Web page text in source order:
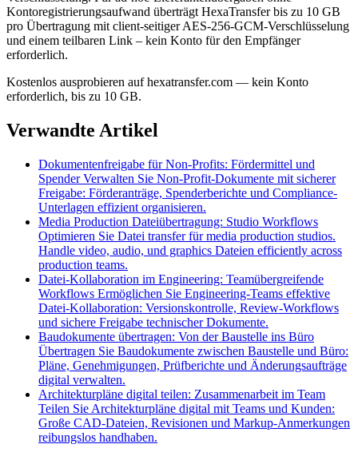
Kontoregistrierungsaufwand überträgt HexaTransfer bis zu 10 GB
pro Übertragung mit client-seitiger AES-256-GCM-Verschlüsselung
und einem teilbaren Link – kein Konto für den Empfänger
erforderlich.
Kostenlos ausprobieren auf hexatransfer.com — kein Konto
erforderlich, bis zu 10 GB.
Verwandte Artikel
Dokumentenfreigabe für Non-Profits: Fördermittel und
Spender Verwalten Sie Non-Profit-Dokumente mit sicherer
Freigabe: Förderanträge, Spenderberichte und Compliance-
Unterlagen effizient organisieren.
Media Production Dateiübertragung: Studio Workflows
Optimieren Sie Datei transfer für media production studios.
Handle video, audio, und graphics Dateien efficiently across
production teams.
Datei-Kollaboration im Engineering: Teamübergreifende
Workflows Ermöglichen Sie Engineering-Teams effektive
Datei-Kollaboration: Versionskontrolle, Review-Workflows
und sichere Freigabe technischer Dokumente.
Baudokumente übertragen: Von der Baustelle ins Büro
Übertragen Sie Baudokumente zwischen Baustelle und Büro:
Pläne, Genehmigungen, Prüfberichte und Änderungsaufträge
digital verwalten.
Architekturpläne digital teilen: Zusammenarbeit im Team
Teilen Sie Architekturpläne digital mit Teams und Kunden:
Große CAD-Dateien, Revisionen und Markup-Anmerkungen
reibungslos handhaben.